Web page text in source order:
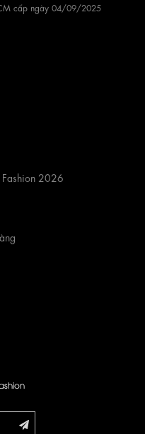
cấp ngày 04/09/2025
Fashion 2026